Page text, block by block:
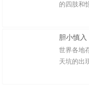
的四肢和
胆小慎入
世界各地
天坑的出